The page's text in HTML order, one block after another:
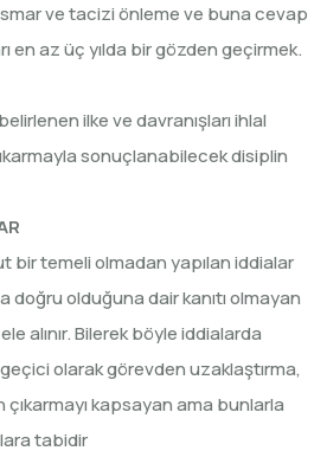
ve tacizi önleme ve buna cevap
en az üç yılda bir gözden geçirmek.
ilke ve davranışları ihlal
sonuçlanabilecek disiplin
bir temeli olmadan yapılan iddialar
doğru olduğuna dair kanıtı olmayan
alınır. Bilerek böyle iddialarda
geçici olarak görevden uzaklaştırma,
kapsayan ama bunlarla
tabidir